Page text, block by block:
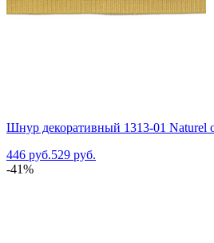
Шнур декоративный 1313-01 Naturel
446 руб.529 руб.
-41%